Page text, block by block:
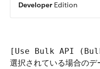
DeveloperEdition
[Use Bulk API
選択されている場合のデ